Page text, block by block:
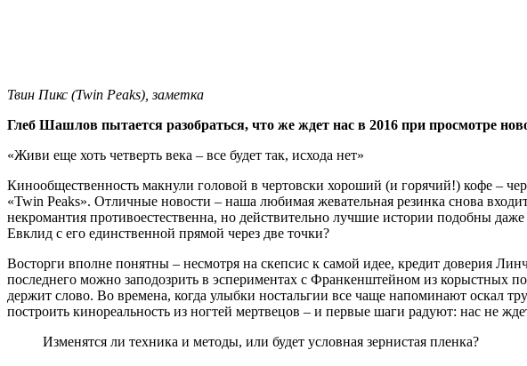
Твин Пикс (Twin Peaks), заметка
Глеб Шашлов пытается разобраться, что же ждет нас в 2016 при просмотре
«Живи еще хоть четверть века – все будет так, исхода нет»
Кинообщественность макнули головой в чертовски хороший (и горячий!) кофе –
«Twin Peaks». Отличные новости – наша любимая жевательная резинка снова
некромантия противоестественна, но действительно лучшие истории подобны
Евклид с его единственной прямой через две точки?
Восторги вполне понятны – несмотря на скепсис к самой идее, кредит доверия
последнего можно заподозрить в эспериментах с Франкенштейном из корыстных
держит слово. Во времена, когда улыбки ностальгии все чаще напоминают оскал
построить кинореальность из ногтей мертвецов – и первые шаги радуют: нас не
Изменятся ли техника и методы, или будет условная зернистая пленка?